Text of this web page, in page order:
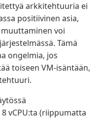
arkkitehtuuria ei
positiivinen asia,
voi
Tämä
ongelmia, jos
toiseen VM-isäntään,
vCPU:ta (riippumatta